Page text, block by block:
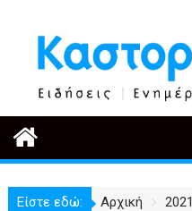
περιεχόμενο
Είστε εδώ: Αρχική 2021